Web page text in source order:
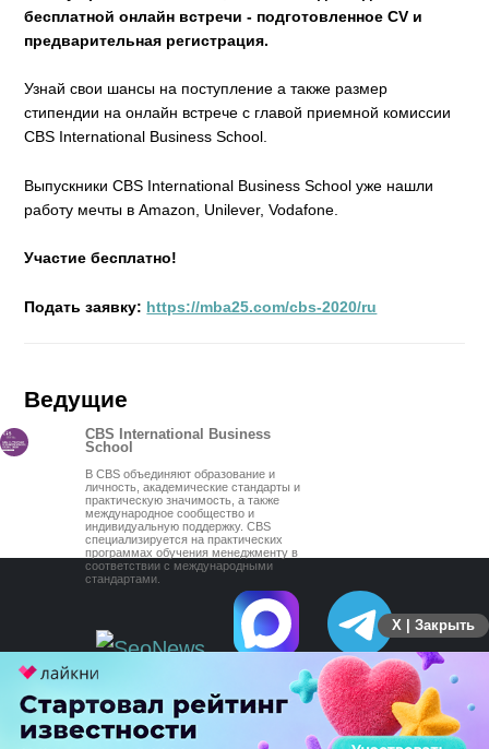
бесплатной онлайн встречи - подготовленное CV и
предварительная регистрация.
Узнай свои шансы на поступление а также размер
стипендии на онлайн встрече с главой приемной комиссии
CBS International Business School.
Выпускники CBS International Business School уже нашли
работу мечты в Amazon, Unilever, Vodafone.
Участие бесплатно!
Подать заявку: https://mba25.com/cbs-2020/ru
Ведущие
CBS International Business
School
В CBS объединяют образование и
личность, академические стандарты и
практическую значимость, а также
международное сообщество и
индивидуальную поддержку. CBS
специализируется на практических
программах обучения менеджменту в
соответствии с международными
стандартами.
X | Закрыть
ПЕРЕЙТИ НА ПОЛНУЮ ВЕРСИЮ
© SEOnews.ru Все права защищены. 2026